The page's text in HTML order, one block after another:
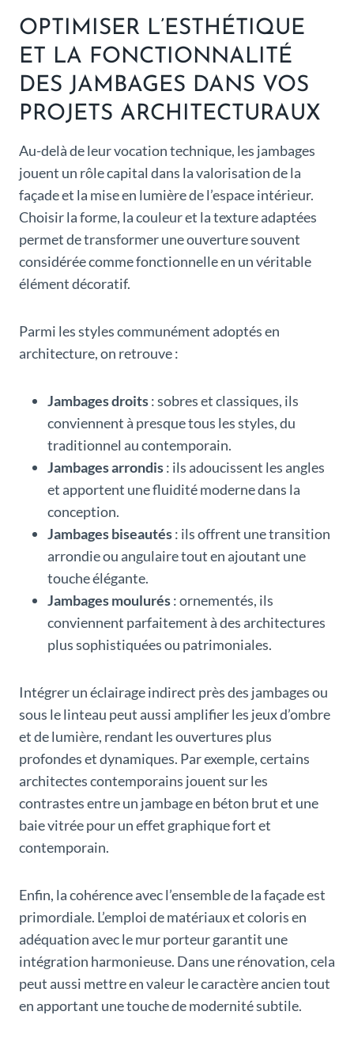
OPTIMISER L’ESTHÉTIQUE
ET LA FONCTIONNALITÉ
DES JAMBAGES DANS VOS
PROJETS ARCHITECTURAUX
Au-delà de leur vocation technique, les jambages
jouent un rôle capital dans la valorisation de la
façade et la mise en lumière de l’espace intérieur.
Choisir la forme, la couleur et la texture adaptées
permet de transformer une ouverture souvent
considérée comme fonctionnelle en un véritable
élément décoratif.
Parmi les styles communément adoptés en
architecture, on retrouve :
Jambages droits: sobres et classiques, ils
conviennent à presque tous les styles, du
traditionnel au contemporain.
Jambages arrondis: ils adoucissent les angles
et apportent une fluidité moderne dans la
conception.
Jambages biseautés: ils offrent une transition
arrondie ou angulaire tout en ajoutant une
touche élégante.
Jambages moulurés: ornementés, ils
conviennent parfaitement à des architectures
plus sophistiquées ou patrimoniales.
Intégrer un éclairage indirect près des jambages ou
sous le linteau peut aussi amplifier les jeux d’ombre
et de lumière, rendant les ouvertures plus
profondes et dynamiques. Par exemple, certains
architectes contemporains jouent sur les
contrastes entre un jambage en béton brut et une
baie vitrée pour un effet graphique fort et
contemporain.
Enfin, la cohérence avec l’ensemble de la façade est
primordiale. L’emploi de matériaux et coloris en
adéquation avec le mur porteur garantit une
intégration harmonieuse. Dans une rénovation, cela
peut aussi mettre en valeur le caractère ancien tout
en apportant une touche de modernité subtile.